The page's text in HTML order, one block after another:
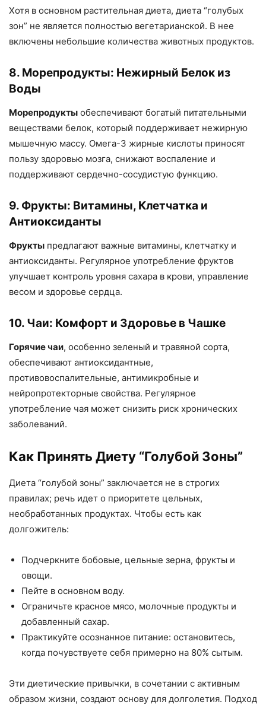
Хотя в основном растительная диета, диета “голубых
зон” не является полностью вегетарианской. В нее
включены небольшие количества животных продуктов.
8. Морепродукты: Нежирный Белок из
Воды
Морепродукты обеспечивают богатый питательными
веществами белок, который поддерживает нежирную
мышечную массу. Омега-3 жирные кислоты приносят
пользу здоровью мозга, снижают воспаление и
поддерживают сердечно-сосудистую функцию.
9. Фрукты: Витамины, Клетчатка и
Антиоксиданты
Фрукты предлагают важные витамины, клетчатку и
антиоксиданты. Регулярное употребление фруктов
улучшает контроль уровня сахара в крови, управление
весом и здоровье сердца.
10. Чаи: Комфорт и Здоровье в Чашке
Горячие чаи, особенно зеленый и травяной сорта,
обеспечивают антиоксидантные,
противовоспалительные, антимикробные и
нейропротекторные свойства. Регулярное
употребление чая может снизить риск хронических
заболеваний.
Как Принять Диету “Голубой Зоны”
Диета “голубой зоны” заключается не в строгих
правилах; речь идет о приоритете цельных,
необработанных продуктах. Чтобы есть как
долгожитель:
Подчеркните бобовые, цельные зерна, фрукты и
овощи.
Пейте в основном воду.
Ограничьте красное мясо, молочные продукты и
добавленный сахар.
Практикуйте осознанное питание: остановитесь,
когда почувствуете себя примерно на 80% сытым.
Эти диетические привычки, в сочетании с активным
образом жизни, создают основу для долголетия. Подход